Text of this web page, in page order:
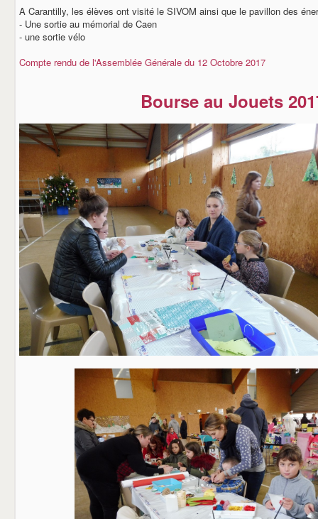
A Carantilly, les élèves ont visité le SIVOM ainsi que le pavillon des
- Une sortie au mémorial de Caen
- une sortie vélo
Compte rendu de l'Assemblée Générale du 12 Octobre 2017
Bourse au Jouets